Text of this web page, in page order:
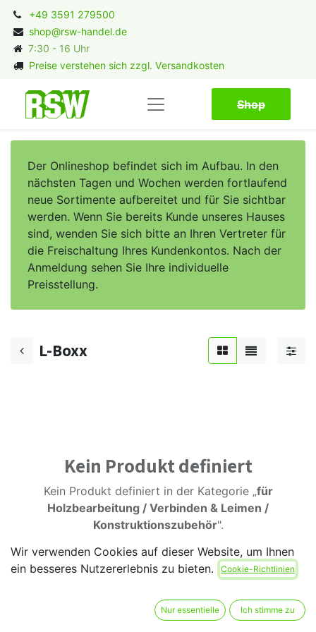
+49 3591 279500
shop@rsw-handel.de
7:30 - 16 Uhr
Preise verstehen sich zzgl. Versandkosten
Shop​​​​
Der Onlineshop befindet sich im Aufbau. In den
nächsten Tagen und Wochen werden fortlaufend
neue Sortimente aufbereitet und für Sie sichtbar
werden. Wenn Sie bereits Kunde unseres Hauses
sind, wenden Sie sich bitte an Ihren Vertreter für
die Freischaltung Ihres Kundenkontos. Nach der
Anmeldung sehen Sie Ihre individuelle
Preisstellung.
L-Boxx
Kein Produkt definiert
Kein Produkt definiert in der Kategorie „für
Holzbearbeitung / Verbinden & Leimen /
Konstruktionszubehör".
Wir verwenden Cookies auf dieser Website, um Ihnen
ein besseres Nutzererlebnis zu bieten.
Cookie-Richtlinien
Nur essentielle Ich stimme zu